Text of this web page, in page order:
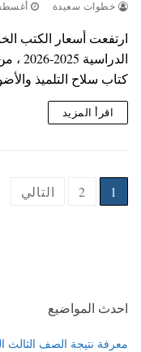
خطوات سعيدة أغسطس 1,
ارتفعت أسعار الكتب
كتاب سلاح التلميذ
اقرأ المزيد
Posts
1
2 التالي
احدث المواضيع